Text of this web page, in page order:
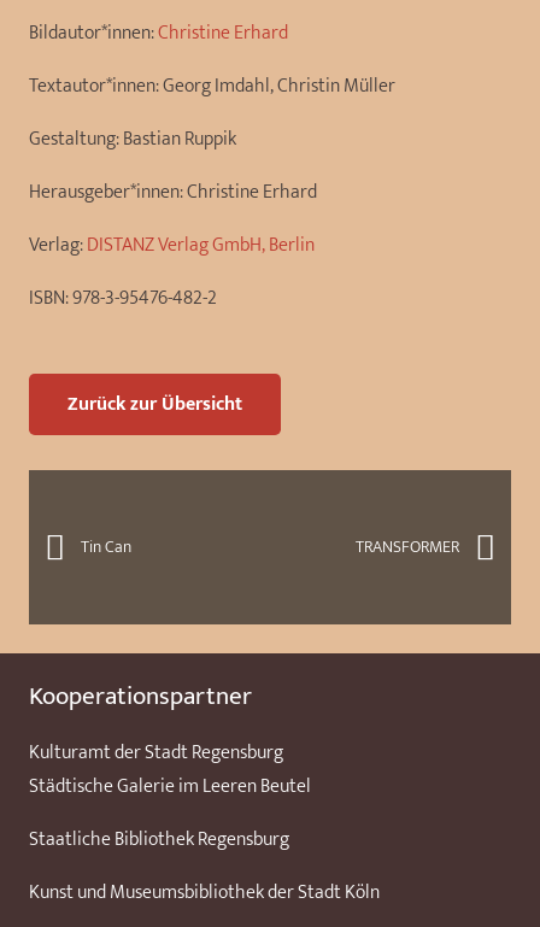
Bildautor*innen:Christine Erhard
Textautor*innen:Georg Imdahl, Christin Müller
Gestaltung:Bastian Ruppik
Herausgeber*innen:Christine Erhard
Verlag:DISTANZ Verlag GmbH, Berlin
ISBN:978-3-95476-482-2
Zurück zur Übersicht
Tin Can TRANSFORMER
Kooperationspartner
Kulturamt der Stadt Regensburg
Städtische Galerie im Leeren Beutel
Staatliche Bibliothek Regensburg
Kunst und Museumsbibliothek der Stadt Köln